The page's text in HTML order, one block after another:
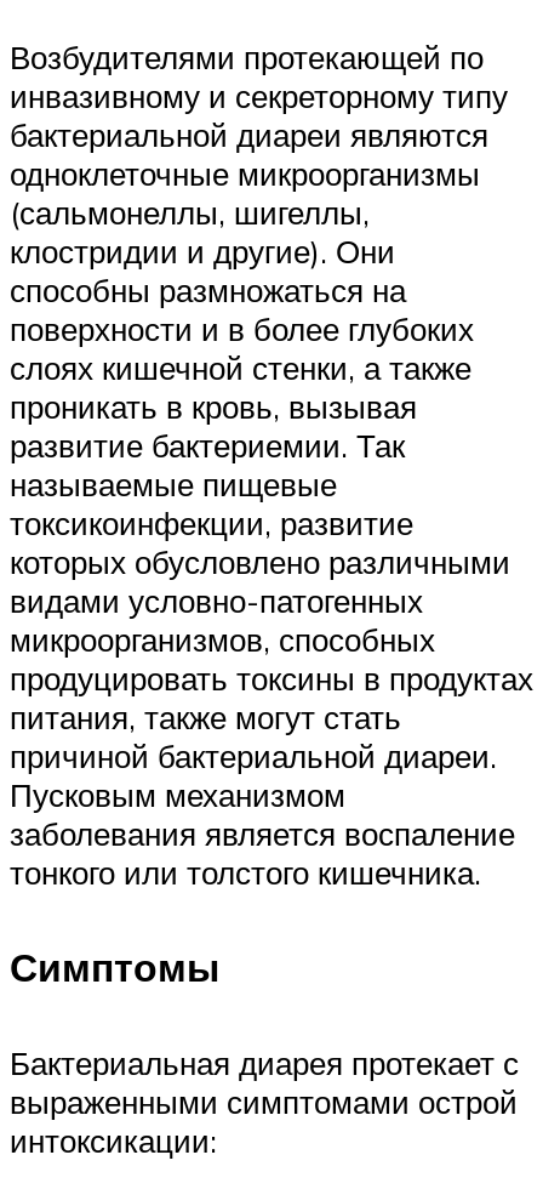
Возбудителями протекающей по
инвазивному и секреторному типу
бактериальной диареи являются
одноклеточные микроорганизмы
(сальмонеллы, шигеллы,
клостридии и другие). Они
способны размножаться на
поверхности и в более глубоких
слоях кишечной стенки, а также
проникать в кровь, вызывая
развитие бактериемии. Так
называемые пищевые
токсикоинфекции, развитие
которых обусловлено различными
видами условно-патогенных
микроорганизмов, способных
продуцировать токсины в продуктах
питания, также могут стать
причиной бактериальной диареи.
Пусковым механизмом
заболевания является воспаление
тонкого или толстого кишечника.
Симптомы
Бактериальная диарея протекает с
выраженными симптомами острой
интоксикации: